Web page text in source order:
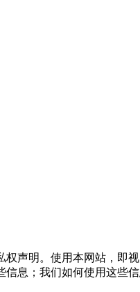
声明。使用本网站，即
息；我们如何使用这些